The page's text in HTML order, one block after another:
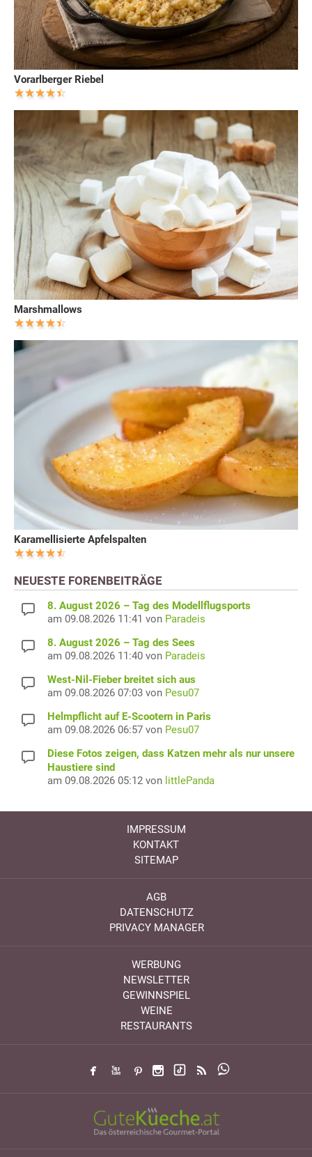
Vorarlberger Riebel
Marshmallows
Karamellisierte Apfelspalten
NEUESTE FORENBEITRÄGE
8. August 2026 – Tag des Modellflugsports
am 09.08.2026 11:41 von Paradeis
8. August 2026 – Tag des Sees
am 09.08.2026 11:40 von Paradeis
West-Nil-Fieber breitet sich aus
am 09.08.2026 07:03 von Pesu07
Helmpflicht auf E-Scootern in Paris
am 09.08.2026 06:57 von Pesu07
Diese Fotos zeigen, dass Katzen mehr als nur unsere
Haustiere sind
am 09.08.2026 05:12 von littlePanda
IMPRESSUM
KONTAKT
SITEMAP
AGB
DATENSCHUTZ
PRIVACY MANAGER
WERBUNG
NEWSLETTER
GEWINNSPIEL
WEINE
RESTAURANTS